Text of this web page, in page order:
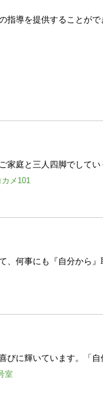
指導を提供することがで
庭と三人四脚でしてい
メ101
、何事にも『自分から
びに輝いています。「自
室